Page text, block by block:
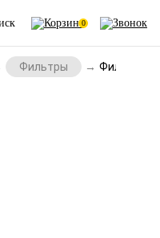
0
Фильтры Фильтры